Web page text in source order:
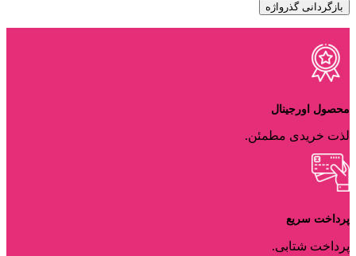
بازگردانی گذرواژه
محصول اورجینال
لذت خریدی مطمئن.
پرداخت سریع
پرداخت شتابی.